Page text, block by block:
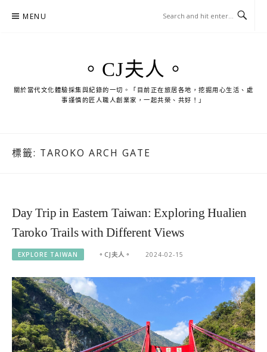
MENU
。CJ夫人。
關於當代文化體驗採集與紀錄的一切。「目前正在旅居各地，挖掘用心生活、處
事謹慎的匠人職人創業家，一起共榮、共好！」
標籤: TAROKO ARCH GATE
Day Trip in Eastern Taiwan: Exploring Hualien
Taroko Trails with Different Views
EXPLORE TAIWAN 。CJ夫人。 2024-02-15